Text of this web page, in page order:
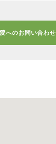
へのお問い合わせ